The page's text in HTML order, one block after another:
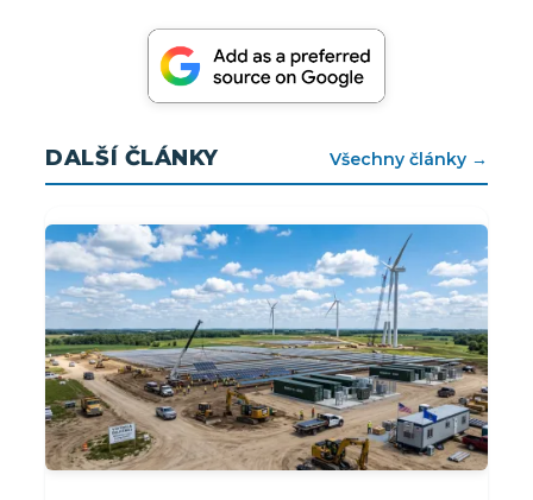
DALŠÍ ČLÁNKY Všechny články →